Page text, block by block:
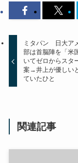
ミタパン 日大ア
部は首脳陣を「米
いてゼロからスタ
案→井上が優しい
ていたひと
関連記事